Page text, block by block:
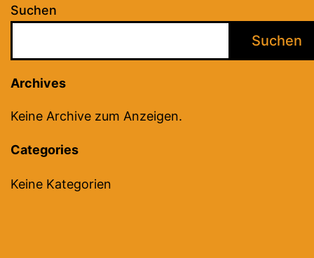
Suchen
Suchen
Archives
Keine Archive zum Anzeigen.
Categories
Keine Kategorien